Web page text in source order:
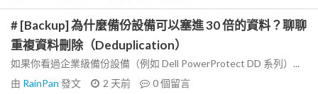
# [Backup] 為什麼備份設備可以塞進 30 倍的資料？聊聊
重複資料刪除（Deduplication）
如果你看過企業級備份設備（例如 Dell PowerProtect DD 系列）...
由 RainPan 發文 2 天前 0個留言